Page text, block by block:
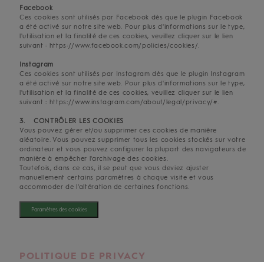
Facebook
Ces cookies sont utilisés par Facebook dès que le plugin Facebook
a été activé sur notre site web. Pour plus d'informations sur le type,
l'utilisation et la finalité de ces cookies, veuillez cliquer sur le lien
suivant : https://www.facebook.com/policies/cookies/.
Instagram
Ces cookies sont utilisés par Instagram dès que le plugin Instagram
a été activé sur notre site web. Pour plus d'informations sur le type,
l'utilisation et la finalité de ces cookies, veuillez cliquer sur le lien
suivant : https://www.instagram.com/about/legal/privacy/#.
3. CONTRÔLER LES COOKIES
Vous pouvez gérer et/ou supprimer ces cookies de manière
aléatoire. Vous pouvez supprimer tous les cookies stockés sur votre
ordinateur et vous pouvez configurer la plupart des navigateurs de
manière à empêcher l'archivage des cookies.
Toutefois, dans ce cas, il se peut que vous deviez ajuster
manuellement certains paramètres à chaque visite et vous
accommoder de l'altération de certaines fonctions.
Paramètres des cookies
POLITIQUE DE PRIVACY